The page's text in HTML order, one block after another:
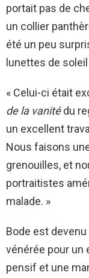
portait pas de
un collier
été un peu
lunettes de
« Celui-ci était
de la vanitédu
un excellent
Nous faisons
grenouilles, et
portraitistes
malade. »
Bode est
vénérée pour un
pensif et une